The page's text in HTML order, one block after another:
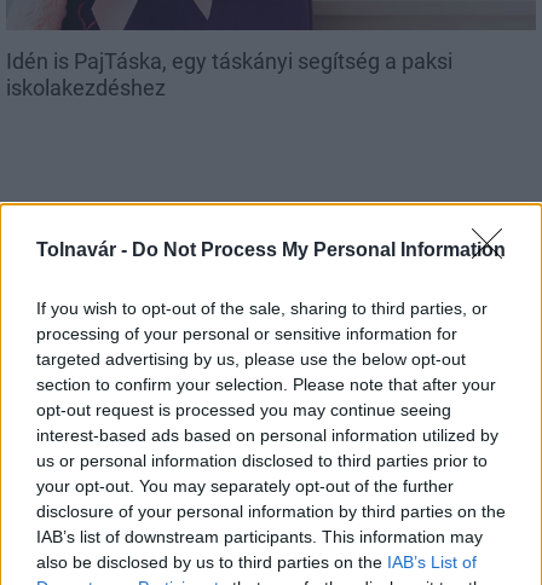
Tolnavár - Do Not Process My Personal Information
If you wish to opt-out of the sale, sharing to third parties, or
processing of your personal or sensitive information for
targeted advertising by us, please use the below opt-out
section to confirm your selection. Please note that after your
opt-out request is processed you may continue seeing
interest-based ads based on personal information utilized by
us or personal information disclosed to third parties prior to
your opt-out. You may separately opt-out of the further
disclosure of your personal information by third parties on the
IAB’s list of downstream participants. This information may
also be disclosed by us to third parties on the IAB’s List of
Idén is PajTáska, egy táskányi segítség a paksi
iskolakezdéshez
Energiaválság: az éjszakai fordulat bizakodásra ad okot